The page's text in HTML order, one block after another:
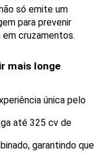
só emite um
para prevenir
em cruzamentos.
mais longe
única pelo
até 325 cv de
garantindo que